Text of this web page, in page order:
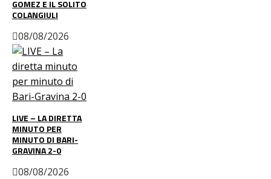
GOMEZ E IL SOLITO
COLANGIULI
08/08/2026
LIVE – LA DIRETTA
MINUTO PER
MINUTO DI BARI-
GRAVINA 2-0
08/08/2026